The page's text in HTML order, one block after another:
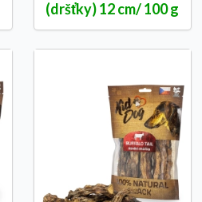
(dršťky) 12 cm/ 100 g